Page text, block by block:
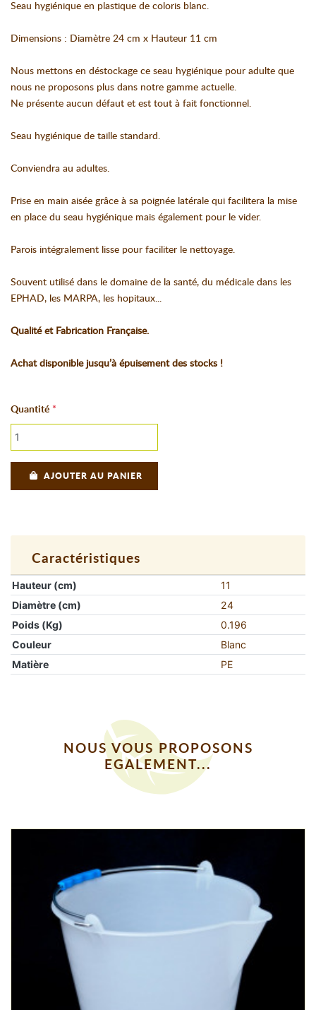
Seau hygiénique en plastique de coloris blanc.
Dimensions : Diamètre 24 cm x Hauteur 11 cm
Nous mettons en déstockage ce seau hygiénique pour adulte que
nous ne proposons plus dans notre gamme actuelle.
Ne présente aucun défaut et est tout à fait fonctionnel.
Seau hygiénique de taille standard.
Conviendra au adultes.
Prise en main aisée grâce à sa poignée latérale qui facilitera la mise
en place du seau hygiénique mais également pour le vider.
Parois intégralement lisse pour faciliter le nettoyage.
Souvent utilisé dans le domaine de la santé, du médicale dans les
EPHAD, les MARPA, les hopitaux...
Qualité et Fabrication Française.
Achat disponible jusqu’à épuisement des stocks !
Quantité
AJOUTER AU PANIER
Caractéristiques
Hauteur (cm)
11
Diamètre (cm)
24
Poids (Kg)
0.196
Couleur
Blanc
Matière
PE
NOUS VOUS PROPOSONS
EGALEMENT...